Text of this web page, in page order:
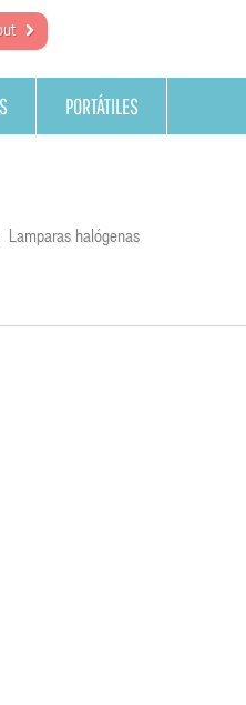
PORTÁTILES
Lamparas halógenas